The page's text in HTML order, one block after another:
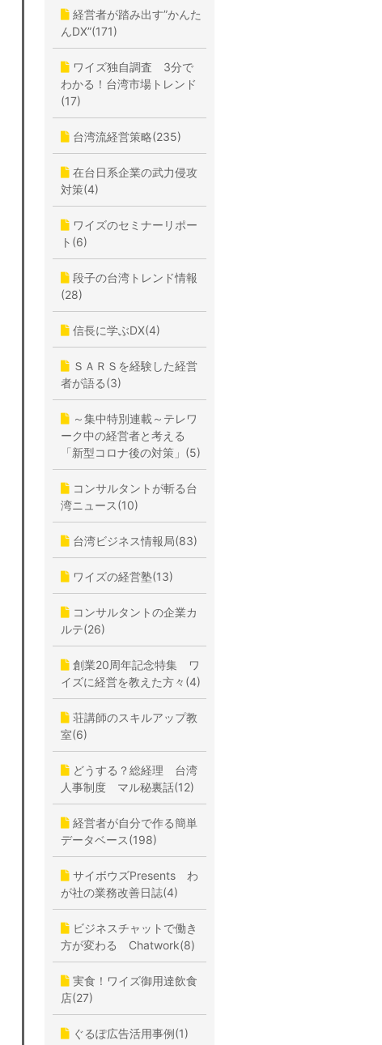
経営者が踏み出す”かんた
んDX”(171)
ワイズ独自調査 3分で
わかる！台湾市場トレンド
(17)
台湾流経営策略(235)
在台日系企業の武力侵攻
対策(4)
ワイズのセミナーリポー
ト(6)
段子の台湾トレンド情報
(28)
信長に学ぶDX(4)
ＳＡＲＳを経験した経営
者が語る(3)
～集中特別連載～テレワ
ーク中の経営者と考える
「新型コロナ後の対策」(5)
コンサルタントが斬る台
湾ニュース(10)
台湾ビジネス情報局(83)
ワイズの経営塾(13)
コンサルタントの企業カ
ルテ(26)
創業20周年記念特集 ワ
イズに経営を教えた方々(4)
荘講師のスキルアップ教
室(6)
どうする？総経理 台湾
人事制度 マル秘裏話(12)
経営者が自分で作る簡単
データベース(198)
サイボウズPresents わ
が社の業務改善日誌(4)
ビジネスチャットで働き
方が変わる Chatwork(8)
実食！ワイズ御用達飲食
店(27)
ぐるぽ広告活用事例(1)